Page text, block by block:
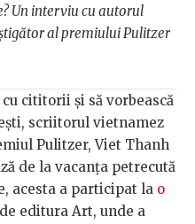
Un interviu cu autorul
al premiului Pulitzer
cu cititorii și să vorbească
scriitorul vietnamez
Pulitzer, Viet Thanh
de la vacanța petrecută
acesta a participat la o
editura Art, unde a